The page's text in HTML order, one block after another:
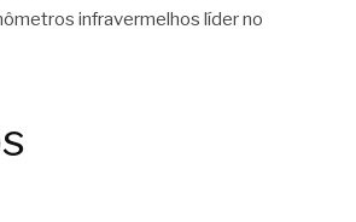
infravermelhos líder no